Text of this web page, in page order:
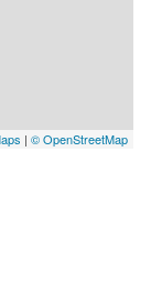
| © OpenStreetMap